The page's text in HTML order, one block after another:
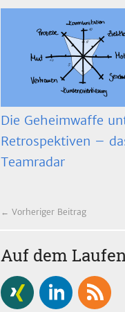
Die Geheimwaffe
Retrospektiven –
Teamradar
← Vorheriger Beitrag
Auf dem